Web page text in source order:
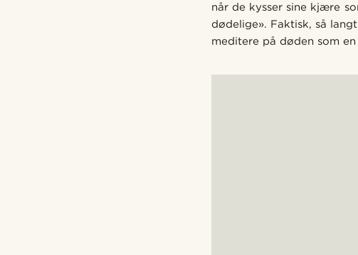
når de kysser sine kjære
dødelige». Faktisk, så
meditere på døden som